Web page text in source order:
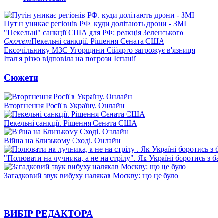
Путін уникає регіонів РФ, куди долітають дрони - ЗМІ
"Пекельні" санкції США для РФ: реакція Зеленського
СюжетПекельні санкції. Рішення Сената США
Ексочільнику МЗС Угорщини Сійярто загрожує в'язниця
Італія різко відповіла на погрози Іспанії
Сюжети
Вторгнення Росії в Україну. Онлайн
Пекельні санкції. Рішення Сената США
Війна на Близькому Сході. Онлайн
"Полювати на лучника, а не на стрілу". Як Україні боротись з
Загадковий звук вибуху налякав Москву: що це було
ВИБІР РЕДАКТОРА